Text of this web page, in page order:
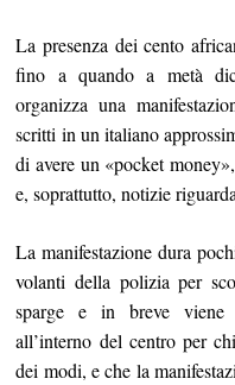
La presenza dei cento
fino a quando a metà
organizza una
scritti in un italiano
di avere un «pocket
e, soprattutto, notizie
La manifestazione dura
volanti della polizia per
sparge e in breve viene
all’interno del centro per
dei modi, e che la